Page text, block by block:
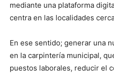
mediante una plataforma
centra en las localidades
En ese sentido; generar una
en la carpintería municipal,
puestos laborales, reducir el